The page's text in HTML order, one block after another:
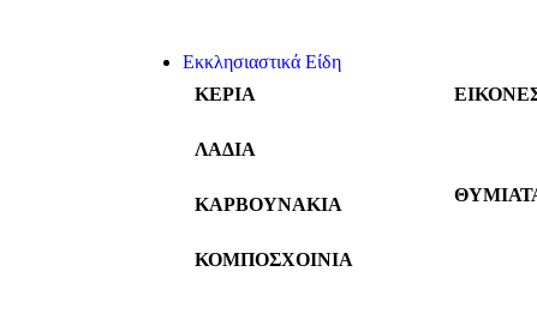
Εκκλησιαστικά Είδη
ΚΕΡΙΑ
ΛΑΔΙΑ
ΚΑΡΒΟΥΝΑΚΙΑ
ΚΟΜΠΟΣΧΟΙΝΙΑ